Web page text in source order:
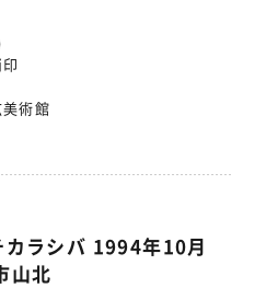
術館
ラシバ 1994年10月
山北